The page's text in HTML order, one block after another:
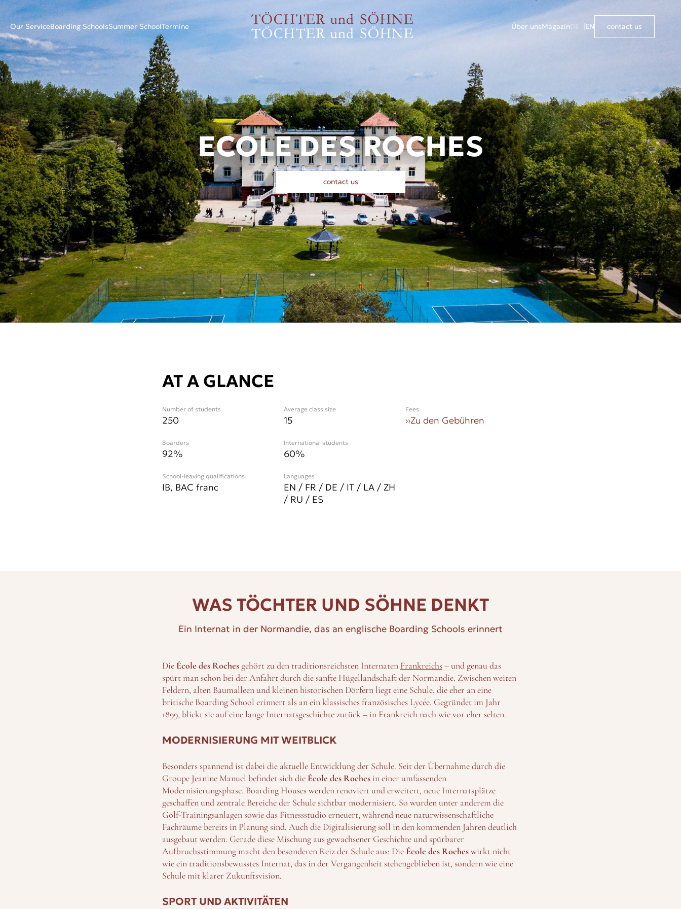
Our ServiceBoarding SchoolsSummer SchoolTermine Über unsMagazin EN contact us
ECOLE DES ROCHES
contact us
AT A GLANCE
Number of students
250
Boarders
92%
School-leaving qualifications
IB, BAC franc
Average class size
15
International students
60%
Languages
EN / FR / DE / IT / LA / ZH
/ RU / ES
Fees
››Zu den Gebühren
WAS TÖCHTER UND SÖHNE DENKT
Ein Internat in der Normandie, das an englische Boarding Schools erinnert
Die École des Roches gehört zu den traditionsreichsten Internaten Frankreichs– und genau das
spürt man schon bei der Anfahrt durch die sanfte Hügellandschaft der Normandie. Zwischen weiten
Feldern, alten Baumalleen und kleinen historischen Dörfern liegt eine Schule, die eher an eine
britische Boarding School erinnert als an ein klassisches französisches Lycée. Gegründet im Jahr
1899, blickt sie auf eine lange Internatsgeschichte zurück – in Frankreich nach wie vor eher selten.
MODERNISIERUNG MIT WEITBLICK
Besonders spannend ist dabei die aktuelle Entwicklung der Schule. Seit der Übernahme durch die
Groupe Jeanine Manuel befindet sich die École des Roches in einer umfassenden
Modernisierungsphase. Boarding Houses werden renoviert und erweitert, neue Internatsplätze
geschaffen und zentrale Bereiche der Schule sichtbar modernisiert. So wurden unter anderem die
Golf-Trainingsanlagen sowie das Fitnessstudio erneuert, während neue naturwissenschaftliche
Fachräume bereits in Planung sind. Auch die Digitalisierung soll in den kommenden Jahren deutlich
ausgebaut werden. Gerade diese Mischung aus gewachsener Geschichte und spürbarer
Aufbruchsstimmung macht den besonderen Reiz der Schule aus: Die École des Rocheswirkt nicht
wie ein traditionsbewusstes Internat, das in der Vergangenheit stehengeblieben ist, sondern wie eine
Schule mit klarer Zukunftsvision.
SPORT UND AKTIVITÄTEN